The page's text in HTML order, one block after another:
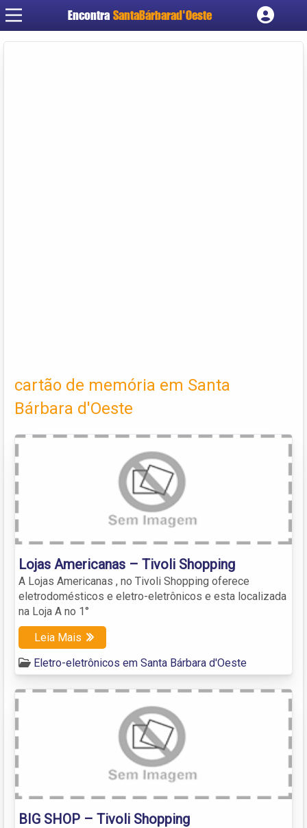
Encontra SantaBárbarad'Oeste
Cadastrar empresa
cartão de memória em Santa
Bárbara d'Oeste
Lojas Americanas – Tivoli Shopping
A Lojas Americanas , no Tivoli Shopping oferece
eletrodomésticos e eletro-eletrônicos e esta localizada
na Loja A no 1°
Leia Mais
Eletro-eletrônicos em Santa Bárbara d'Oeste
BIG SHOP – Tivoli Shopping